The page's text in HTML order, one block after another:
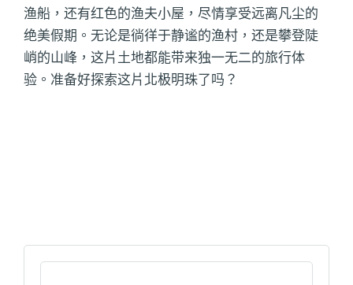
渔船，还有红色的渔夫小屋，尽情享受远离凡尘的
绝美假期。无论是徜徉于静谧的渔村，还是攀登陡
峭的山峰，这片土地都能带来独一无二的旅行体
验。准备好探索这片北极明珠了吗？
搜